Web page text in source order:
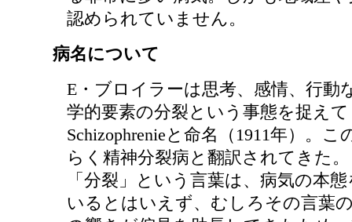
認められていません。
病名について
E・ブロイラーは思考、感情、行動
学的要素の分裂という事態を捉えて
Schizophrenieと命名（1911年）。こ
らく精神分裂病と翻訳されてきた
「分裂」という言葉は、病気の本
いるとはいえず、むしろその言葉